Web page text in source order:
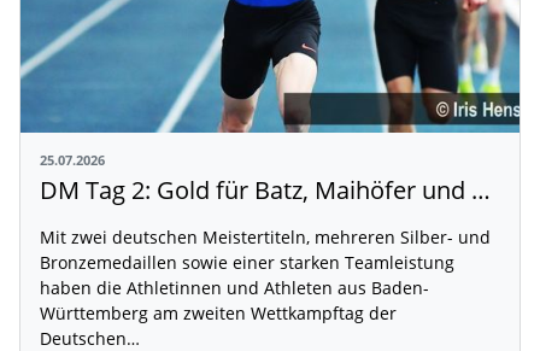
25.07.2026
DM Tag 2: Gold für Batz, Maihöfer und Ruppert
Mit zwei deutschen Meistertiteln, mehreren Silber- und
Bronzemedaillen sowie einer starken Teamleistung
haben die Athletinnen und Athleten aus Baden-
Württemberg am zweiten Wettkampftag der
Deutschen…